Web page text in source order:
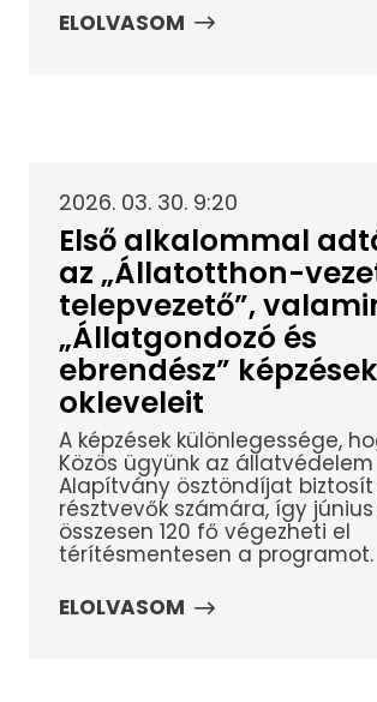
ELOLVASOM
2026. 03. 30. 9:20
Első alkalommal
az „Állatotthon-
telepvezető”,
„Állatgondozó és
ebrendész” képzések
okleveleit
A képzések különlegessége,
Közös ügyünk az állatvédelem
Alapítvány ösztöndíjat
résztvevők számára, így
összesen 120 fő végezheti el
térítésmentesen a programot.
ELOLVASOM